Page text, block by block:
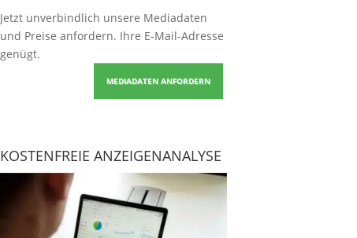
Jetzt unverbindlich unsere Mediadaten
und Preise anfordern. Ihre E-Mail-Adresse
genügt.
MEDIADATEN ANFORDERN
KOSTENFREIE ANZEIGENANALYSE